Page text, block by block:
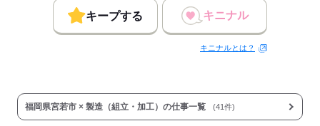
業界未経験から始めた方も多く正社員になっています！
＜その他待遇・福利厚生＞
■赴任手当70,000円支給
■社会保険完備
■交通費支給（※規定有/車・バイク通勤の場合）
■敷地内禁煙
＜寮に関して＞
キープする キニナル
キニナルとは？
福岡県宮若市 × 製造（組立・加工）の仕事一覧 (41件)